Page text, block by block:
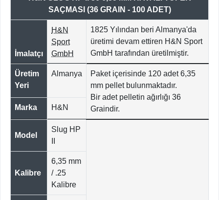
SAÇMASI (36 GRAIN - 100 ADET)
İmalatçı
H&N
Sport
GmbH
1825 Yılından beri Almanya'da
üretimi devam ettiren H&N Sport
GmbH tarafından üretilmiştir.
Üretim
Yeri
Almanya
Paket içerisinde 120 adet 6,35
mm pellet bulunmaktadır.
Bir adet pelletin ağırlığı 36
Graindir.
Marka H&N
Model
Slug HP
Kalibre
6,35 mm
/ .25
Kalibre